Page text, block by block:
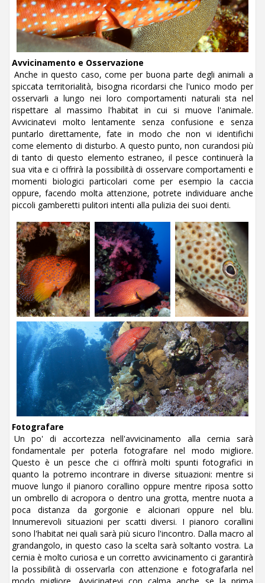
Avvicinamento e Osservazione
Anche in questo caso, come per buona parte degli animali a
spiccata territorialità, bisogna ricordarsi che l'unico modo per
osservarli a lungo nei loro comportamenti naturali sta nel
rispettare al massimo l'habitat in cui si muove l'animale.
Avvicinatevi molto lentamente senza confusione e senza
puntarlo direttamente, fate in modo che non vi identifichi
come elemento di disturbo. A questo punto, non curandosi più
di tanto di questo elemento estraneo, il pesce continuerà la
sua vita e ci offrirà la possibilità di osservare comportamenti e
momenti biologici particolari come per esempio la caccia
oppure, facendo molta attenzione, potrete individuare anche
piccoli gamberetti pulitori intenti alla pulizia dei suoi denti.
Fotografare
Un po' di accortezza nell'avvicinamento alla cernia sarà
fondamentale per poterla fotografare nel modo migliore.
Questo è un pesce che ci offrirà molti spunti fotografici in
quanto la potremo incontrare in diverse situazioni: mentre si
muove lungo il pianoro corallino oppure mentre riposa sotto
un ombrello di acropora o dentro una grotta, mentre nuota a
poca distanza da gorgonie e alcionari oppure nel blu.
Innumerevoli situazioni per scatti diversi. I pianoro corallini
sono l'habitat nei quali sarà più sicuro l'incontro. Dalla macro al
grandangolo, in questo caso la scelta sarà soltanto vostra. La
cernia è molto curiosa e un corretto avvicinamento ci garantirà
la possibilità di osservarla con attenzione e fotografarla nel